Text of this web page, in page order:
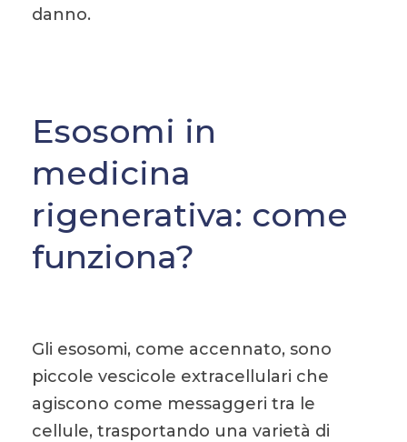
danno.
Esosomi in
medicina
rigenerativa: come
funziona?
Gli esosomi, come accennato, sono
piccole vescicole extracellulari che
agiscono come messaggeri tra le
cellule, trasportando una varietà di